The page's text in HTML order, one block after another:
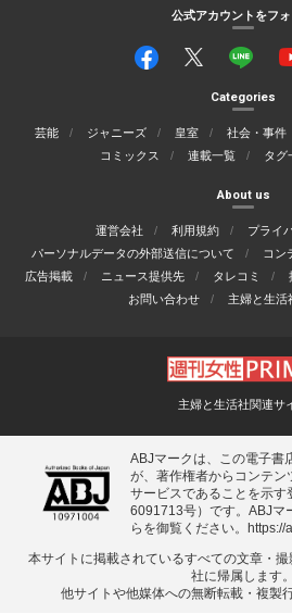
公式アカウントをフ
Categories
芸能 ジャニーズ 皇室 社会・事件
コミックス
連載一覧 タグ
About us
運営会社 利用規約
プライ
パーソナルデータの外部送信について
コン
広告掲載
ニュース提供先 タレコミ
お問い合わせ
主婦と生活
主婦と生活社関連サ
ABJマークは、この電子書
が、著作権者からコンテ
サービスであることを示す
6091713号）です。ABJマ
らを御覧ください。 https://
本サイトに掲載されているすべての⽂章・
社に帰属します。
他サイトや他媒体への無断転載・複製